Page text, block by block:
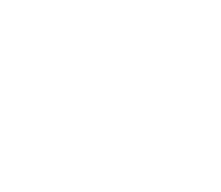
para el debut liguero